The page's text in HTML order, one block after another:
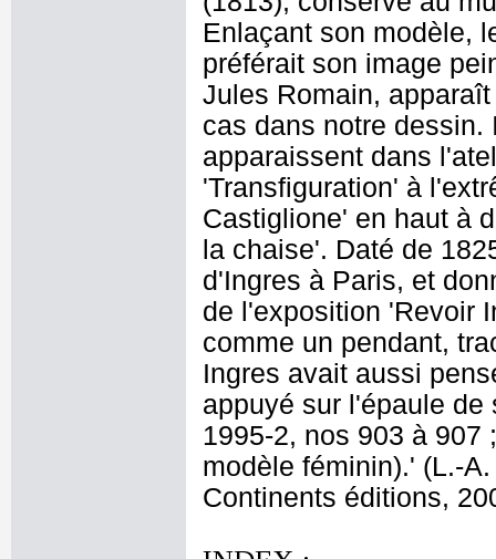
Enlaçant son modèle,
préférait son image
Jules Romain,
cas dans notre
apparaissent dans
'Transfiguration' à
Castiglione' en haut à
la chaise'. Daté de
d'Ingres à Paris, et
de l'exposition 'Revoir
comme un pendant,
Ingres avait aussi
appuyé sur l'épaule
1995-2, nos 903 à 907
modèle féminin).' (L.-
Continents éditions,